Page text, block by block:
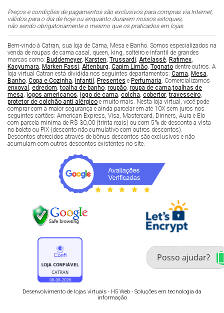
Preços e condições de pagamentos são exclusivos para compras via Internet,
válidos para o dia de hoje ou enquanto durarem nossos estoques,
não sendo obrigatoriamente o mesmo que os praticados em lojas.
Bem-vindo à Catran, sua loja de Cama, Mesa e Banho. Somos especializados na
venda de roupas de cama casal, queen, king, solteiro e infantil de grandes
marcas como: Buddemeyer, Karsten, Trussardi, Artelassê, Rafimex,
Kacyumara, Marken Fassi, Altenburg, Capim Limão, Tognato dentre outros. A
loja virtual Catran está dividida nos seguintes departamentos: Cama, Mesa,
Banho, Copa e Cozinha, Infantil , Presentes e Perfumaria. Comercializamos
enxoval , edredom,toalha de banho, roupão, roupa de cama,toalhas de
mesa, jogos americanos, jogo de cama, colcha, cobertor,travesseiro,
protetor de colchão anti alérgico e muito mais. Nesta loja virtual, você pode
comprar com a maior segurança e ainda parcelar em até 10X sem juros nos
seguintes cartões: American Express, Visa, Mastercard, Dinners, Aura e Elo
com parcela mínima de R$ 30,00 (trinta reais) ou com 5% de desconto a vista
no boleto ou PIX (desconto não cumulativo com outros descontos).
Descontos oferecidos através de bônus descontos são exclusivos e não
acumulam com outros descontos existentes no site.
Desenvolvimento de lojas virtuais - H5 Web - Soluções em tecnologia da
informação
Fale com um especialista
enxoval